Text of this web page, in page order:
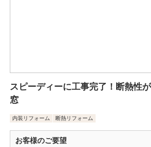
スピーディーに工事完了！断熱性
窓
内装リフォーム 断熱リフォーム
お客様のご要望